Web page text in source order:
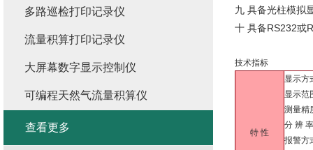
九 具备光柱模拟
十 具备RS232或
技术指标
特 性
显示方
显示范
测量精
分 辨
报警方
多路巡检打印记录仪
流量积算打印记录仪
大屏幕数字显示控制仪
可编程天然气流量积算仪
查看更多